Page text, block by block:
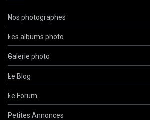
Nos photographes
Les albums photo
Galerie photo
Le Blog
Le Forum
Petites Annonces